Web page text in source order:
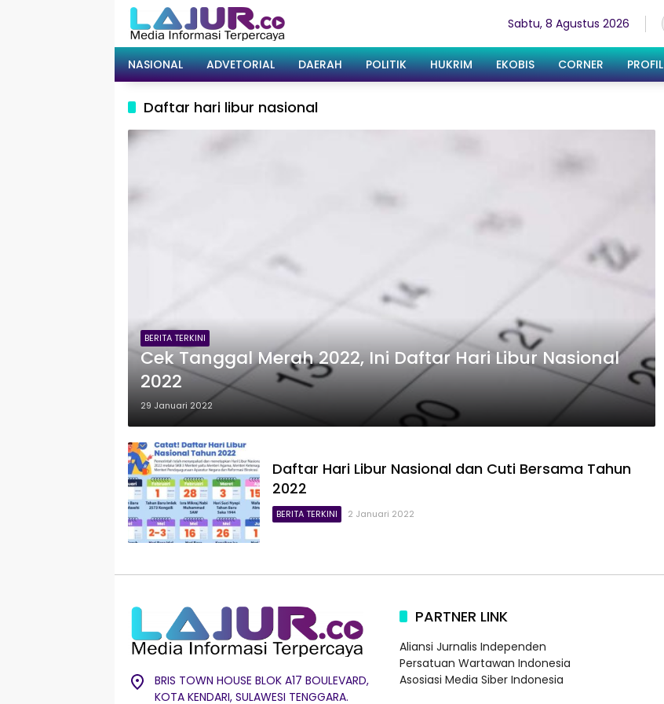
Sabtu, 8 Agustus 2026
NASIONAL ADVETORIAL DAERAH POLITIK HUKRIM EKOBIS CORNER PROFIL
Daftar hari libur nasional
BERITA TERKINI
​Cek Tanggal Merah 2022, Ini Daftar Hari Libur Nasional
2022
29 Januari 2022
Daftar Hari Libur Nasional dan Cuti Bersama Tahun
2022
BERITA TERKINI 2 Januari 2022
BRIS TOWN HOUSE BLOK A17 BOULEVARD,
KOTA KENDARI, SULAWESI TENGGARA.
PARTNER LINK
Aliansi Jurnalis Independen
Persatuan Wartawan Indonesia
Asosiasi Media Siber Indonesia